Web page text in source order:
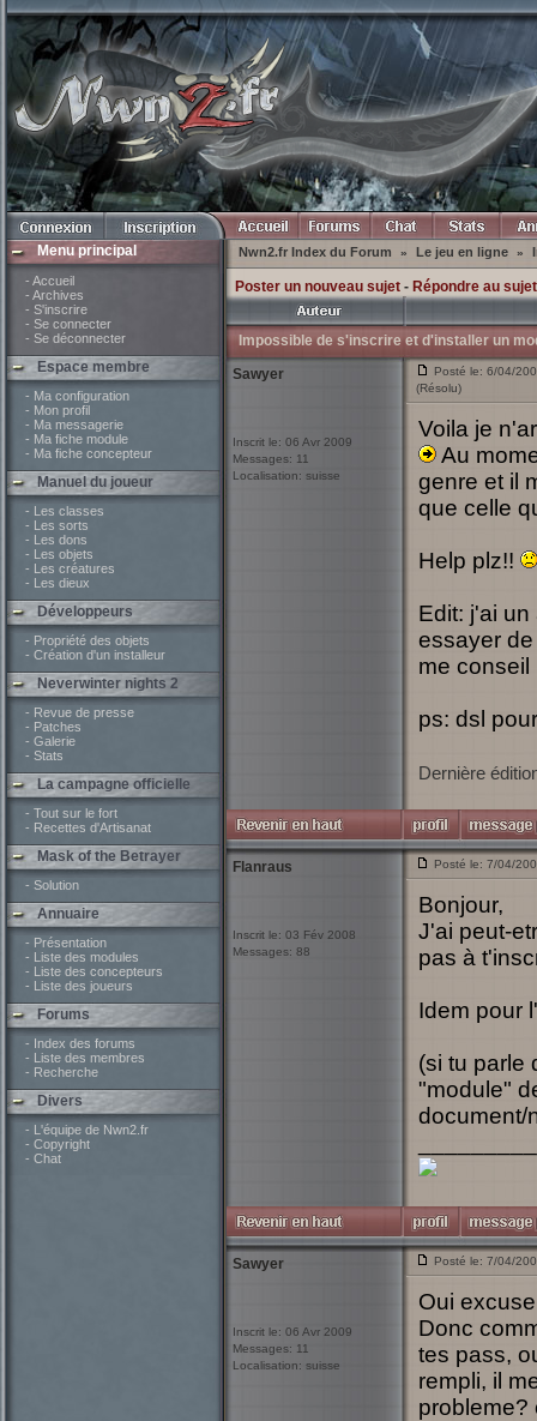
Menu principal
- Accueil
- Archives
- S'inscrire
- Se connecter
- Se déconnecter
Espace membre
- Ma configuration
- Mon profil
- Ma messagerie
- Ma fiche module
- Ma fiche concepteur
Manuel du joueur
- Les classes
- Les sorts
- Les dons
- Les objets
- Les créatures
- Les dieux
Développeurs
- Propriété des objets
- Création d'un installeur
Neverwinter nights 2
- Revue de presse
- Patches
- Galerie
- Stats
La campagne officielle
- Tout sur le fort
- Recettes d'Artisanat
Mask of the Betrayer
- Solution
Annuaire
- Présentation
- Liste des modules
- Liste des concepteurs
- Liste des joueurs
Forums
- Index des forums
- Liste des membres
- Recherche
Divers
- L'équipe de Nwn2.fr
- Copyright
- Chat
Nwn2.fr Index du Forum » Le jeu en ligne »
Poster un nouveau sujet- Répondre au sujet
Impossible de s'inscrire et d'installer un
Sawyer
Inscrit le: 06 Avr 2009
Messages: 11
Localisation: suisse
Posté le: 6/04/
(Résolu)
Voila je
Au
genre et il
que celle
Help plz!!
Edit: j'ai
essayer
me conseil
ps: dsl
Dernière
Flanraus
Inscrit le: 03 Fév 2008
Messages: 88
Posté le: 7/04/
Bonjour,
J'ai peut-
pas à
Idem pour
(si tu parle
"module"
document/
Sawyer
Inscrit le: 06 Avr 2009
Messages: 11
Localisation: suisse
Posté le: 7/04/
Oui
Donc
tes pass,
rempli, il
probleme?